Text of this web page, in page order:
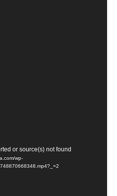
or source(s) not found
wp-